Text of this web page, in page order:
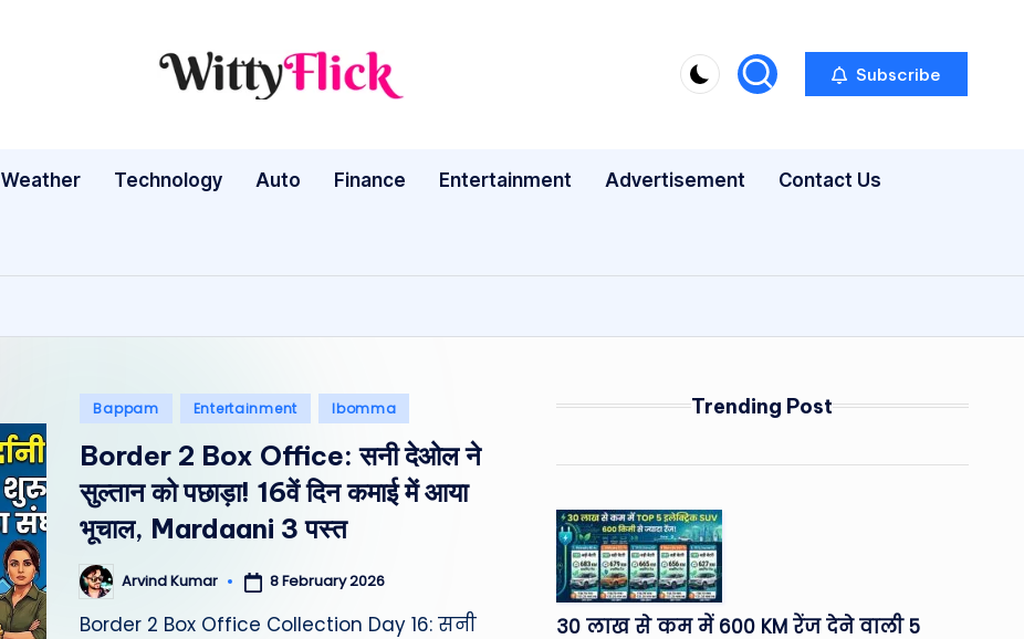
W
ty
ic
k:
a
te
st
e
WittyFlick:
Tech
Subscribe
Weather Technology Auto Finance Entertainment Advertisement Contact Us
Posted
Bappam Entertainment Ibomma
Border 2 Box Office: सनी देओल ने
सुल्तान को पछाड़ा! 16वें दिन कमाई में आया
भूचाल, Mardaani 3 पस्त
Posted
by
Arvind Kumar 8 February 2026
Border 2 Box Office Collection Day 16: सनी
Trending Post
30 लाख से कम में 600 KM रेंज देने वाली 5